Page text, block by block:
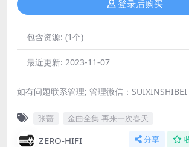
登录后购买
包含资源: (1个)
最近更新: 2023-11-07
如有问题联系管理; 管理微信：SUIXINSHIBEI
张蔷 金曲全集-再来一次春天
ZERO-HIFI 分享